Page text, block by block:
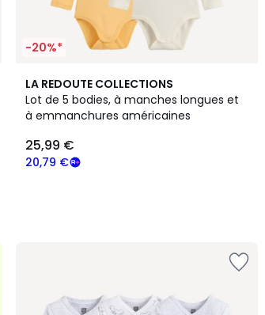
-20%*
LA REDOUTE COLLECTIONS
Lot de 5 bodies, à manches longues et
à emmanchures américaines
20,79 €
25,99 €